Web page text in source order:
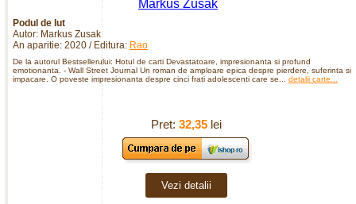
Podul de lut
Autor: Markus Zusak
An aparitie: 2020 / Editura: Rao
De la autorul Bestsellerului: Hotul de carti Devastatoare, impresionanta si profund
emotionanta. - Wall Street Journal Un roman de amploare epica despre pierdere, suferinta si
impacare. O poveste impresionanta despre cinci frati adolescenti care se... detalii carte...
Pret: 32,35lei
Vezi detalii